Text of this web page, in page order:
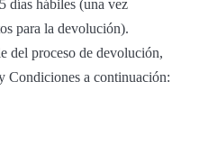
días hábiles (una vez
para la devolución).
del proceso de devolución,
Condiciones a continuación: